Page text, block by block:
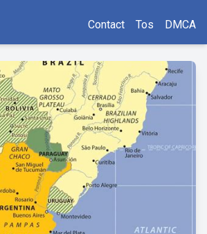
Contact Tos DMCA